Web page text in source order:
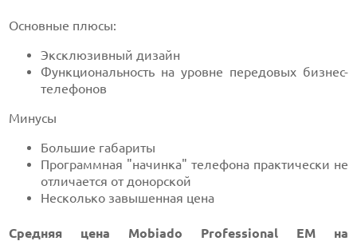
Основные плюсы:
Эксклюзивный дизайн
Функциональность на уровне передовых бизнес-
телефонов
Минусы
Большие габариты
Программная "начинка" телефона практически не
отличается от донорской
Несколько завышенная цена
Средняя цена Mobiado Professional EM на